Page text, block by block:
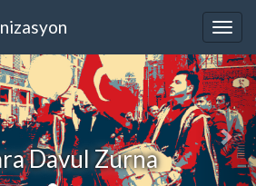
Davul Zurna